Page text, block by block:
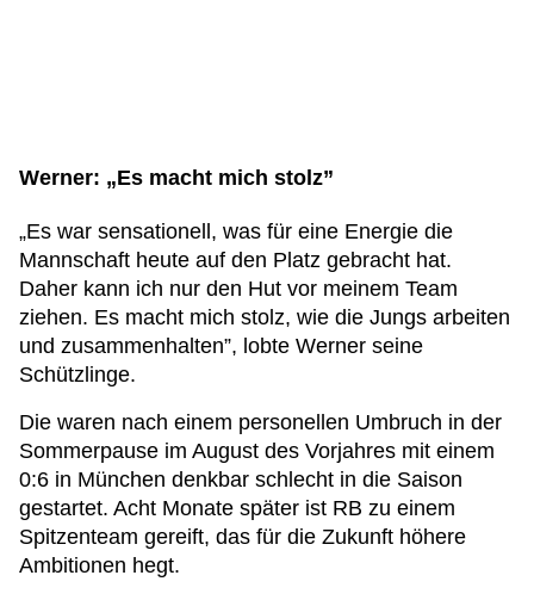
Werner: „Es macht mich stolz”
„Es war sensationell, was für eine Energie die
Mannschaft heute auf den Platz gebracht hat.
Daher kann ich nur den Hut vor meinem Team
ziehen. Es macht mich stolz, wie die Jungs arbeiten
und zusammenhalten”, lobte Werner seine
Schützlinge.
Die waren nach einem personellen Umbruch in der
Sommerpause im August des Vorjahres mit einem
0:6 in München denkbar schlecht in die Saison
gestartet. Acht Monate später ist RB zu einem
Spitzenteam gereift, das für die Zukunft höhere
Ambitionen hegt.